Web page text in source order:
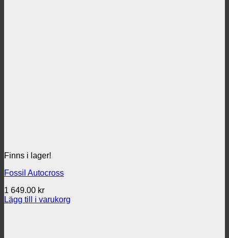
Finns i lager!
Fossil Autocross
1 649.00 kr
Lägg till i varukorg